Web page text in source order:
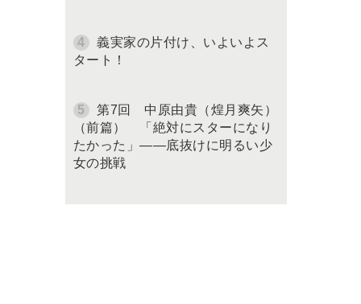
義実家の片付け、いよいよス
タート！
第7回 中原由貴（煌月爽矢）
（前篇） 「絶対にスターになり
たかった」――底抜けに明るい少
女の挑戦